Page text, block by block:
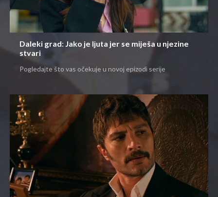
Daleki grad: Jako je ljuta jer se miješa u njezine
stvari
Pogledajte što vas očekuje u novoj epizodi serije